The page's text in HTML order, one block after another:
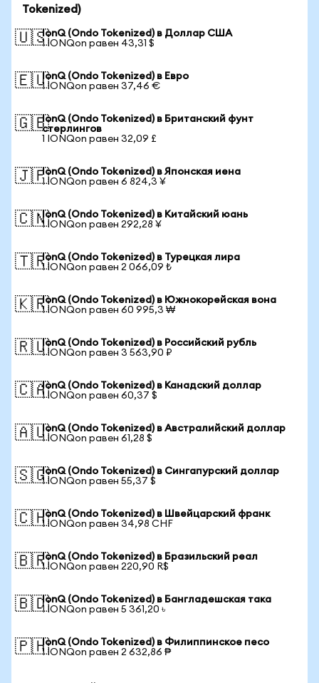
Tokenized)
🇺🇸IonQ (Ondo Tokenized) в Доллар США
1 IONQon равен 43,31 $
🇪🇺IonQ (Ondo Tokenized) в Евро
1 IONQon равен 37,46 €
🇬🇧IonQ (Ondo Tokenized) в Британский фунт
стерлингов
1 IONQon равен 32,09 £
🇯🇵IonQ (Ondo Tokenized) в Японская иена
1 IONQon равен 6 824,3 ¥
🇨🇳IonQ (Ondo Tokenized) в Китайский юань
1 IONQon равен 292,28 ¥
🇹🇷IonQ (Ondo Tokenized) в Турецкая лира
1 IONQon равен 2 066,09 ₺
🇰🇷IonQ (Ondo Tokenized) в Южнокорейская вона
1 IONQon равен 60 995,3 ₩
🇷🇺IonQ (Ondo Tokenized) в Российский рубль
1 IONQon равен 3 563,90 ₽
🇨🇦IonQ (Ondo Tokenized) в Канадский доллар
1 IONQon равен 60,37 $
🇦🇺IonQ (Ondo Tokenized) в Австралийский доллар
1 IONQon равен 61,28 $
🇸🇬IonQ (Ondo Tokenized) в Сингапурский доллар
1 IONQon равен 55,37 $
🇨🇭IonQ (Ondo Tokenized) в Швейцарский франк
1 IONQon равен 34,98 CHF
🇧🇷IonQ (Ondo Tokenized) в Бразильский реал
1 IONQon равен 220,90 R$
🇧🇩IonQ (Ondo Tokenized) в Бангладешская така
1 IONQon равен 5 361,20 ৳
🇵🇭IonQ (Ondo Tokenized) в Филиппинское песо
1 IONQon равен 2 632,86 ₱